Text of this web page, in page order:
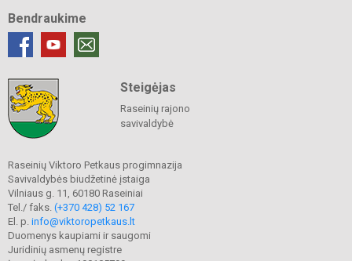
Bendraukime
Steigėjas
Raseinių rajono
savivaldybė
Raseinių Viktoro Petkaus progimnazija
Savivaldybės biudžetinė įstaiga
Vilniaus g. 11, 60180 Raseiniai
Tel./ faks. (+370 428) 52 167
El. p. info@viktoropetkaus.lt
Duomenys kaupiami ir saugomi
Juridinių asmenų registre